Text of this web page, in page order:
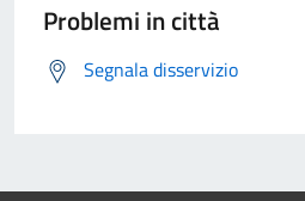
Problemi in città
Segnala disservizio